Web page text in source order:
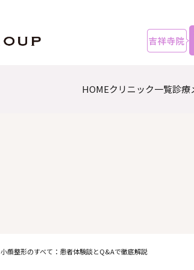
HOMEクリニック一覧診療
小顔整形のすべて：患者体験談とQ&Aで徹底解説